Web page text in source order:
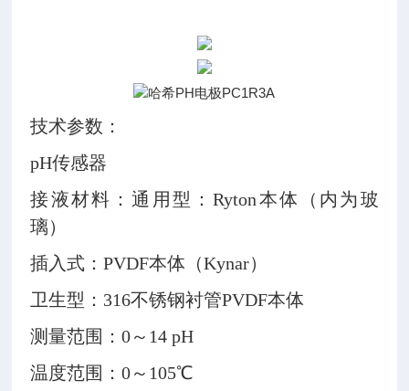
技术参数：
pH传感器
接液材料：通用型：Ryton本体（内为玻
璃）
插入式：PVDF本体（Kynar）
卫生型：316不锈钢衬管PVDF本体
测量范围：0～14 pH
温度范围：0～105℃